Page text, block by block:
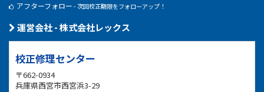
アフターフォロー - 次回校正期限をフォローアップ！
運営会社 - 株式会社レックス
校正修理センター
〒662-0934
兵庫県西宮市西宮浜3-29